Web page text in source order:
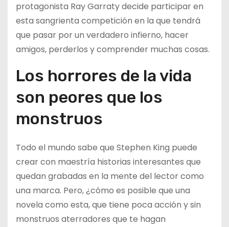
protagonista Ray Garraty decide participar en
esta sangrienta competición en la que tendrá
que pasar por un verdadero infierno, hacer
amigos, perderlos y comprender muchas cosas.
Los horrores de la vida
son peores que los
monstruos
Todo el mundo sabe que Stephen King puede
crear con maestría historias interesantes que
quedan grabadas en la mente del lector como
una marca. Pero, ¿cómo es posible que una
novela como esta, que tiene poca acción y sin
monstruos aterradores que te hagan